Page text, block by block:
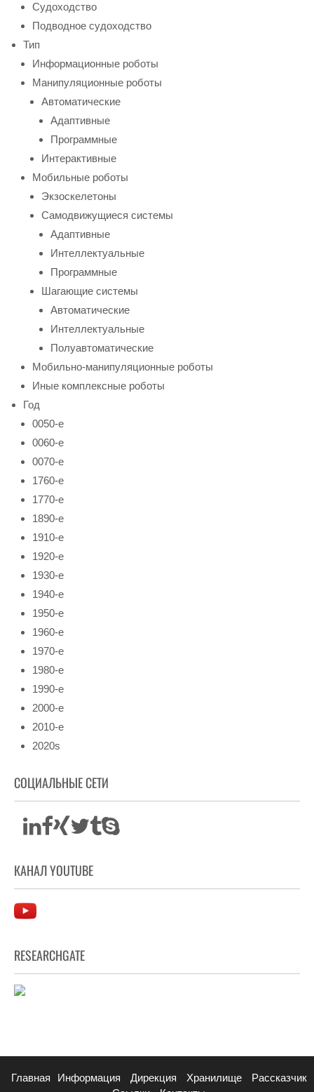
Судоходство
Подводное судоходство
Тип
Информационные роботы
Манипуляционные роботы
Автоматические
Адаптивные
Программные
Интерактивные
Мобильные роботы
Экзоскелетоны
Самодвижущиеся системы
Адаптивные
Интеллектуальные
Программные
Шагающие системы
Автоматические
Интеллектуальные
Полуавтоматические
Мобильно-манипуляционные роботы
Иные комплексные роботы
Год
0050-е
0060-е
0070-е
1760-е
1770-е
1890-е
1910-е
1920-е
1930-е
1940-е
1950-е
1960-е
1970-е
1980-е
1990-е
2000-е
2010-е
2020s
СОЦИАЛЬНЫЕ СЕТИ
КАНАЛ YOUTUBE
RESEARCHGATE
Главная Информация Дирекция Хранилище
Рассказчик